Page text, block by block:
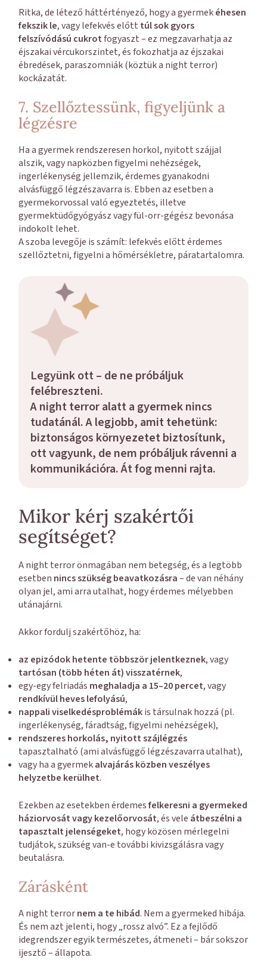
Ritka, de létező háttértényező, hogy a gyermekéhesen
fekszik le, vagy lefekvés előtt túl sok gyors
felszívódású cukrotfogyaszt – ez megzavarhatja az
éjszakai vércukorszintet, és fokozhatja az éjszakai
ébredések, paraszomniák (köztük a night terror)
kockázatát.
7. Szellőztessünk, figyeljünk a
légzésre
Ha a gyermek rendszeresen horkol, nyitott szájjal
alszik, vagy napközben figyelmi nehézségek,
ingerlékenység jellemzik, érdemes gyanakodni
alvásfüggő légzészavarra is. Ebben az esetben a
gyermekorvossal való egyeztetés, illetve
gyermektüdőgyógyász vagy fül-orr-gégész bevonása
indokolt lehet.
A szoba levegője is számít: lefekvés előtt érdemes
szellőztetni, figyelni a hőmérsékletre, páratartalomra.
Legyünk ott – de ne próbáljuk
felébreszteni.
A night terror alatt a gyermek nincs
tudatánál. A legjobb, amit tehetünk:
biztonságos környezetet biztosítunk,
ott vagyunk, de nem próbáljuk rávenni a
kommunikációra. Át fog menni rajta.
Mikor kérj szakértői
segítséget?
A night terror önmagában nem betegség, és a legtöbb
esetben nincs szükség beavatkozásra– de van néhány
olyan jel, ami arra utalhat, hogy érdemes mélyebben
utánajárni.
Akkor fordulj szakértőhöz, ha:
az epizódok hetente többször jelentkeznek, vagy
tartósan (több héten át) visszatérnek,
egy-egy felriadás meghaladja a 15–20 percet, vagy
rendkívül heves lefolyású,
nappali viselkedésproblémákis társulnak hozzá (pl.
ingerlékenység, fáradtság, figyelmi nehézségek),
rendszeres horkolás, nyitott szájlégzés
tapasztalható (ami alvásfüggő légzészavarra utalhat),
vagy ha a gyermekalvajárás közben veszélyes
helyzetbe kerülhet.
Ezekben az esetekben érdemesfelkeresni a gyermeked
háziorvosát vagy kezelőorvosát, és vele átbeszélni a
tapasztalt jelenségeket, hogy közösen mérlegelni
tudjátok, szükség van-e további kivizsgálásra vagy
beutalásra.
Zárásként
A night terrornem a te hibád. Nem a gyermeked hibája.
És nem azt jelenti, hogy „rossz alvó”. Ez a fejlődő
idegrendszer egyik természetes, átmeneti – bár sokszor
ijesztő – állapota.